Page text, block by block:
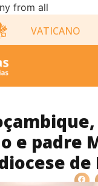
from all
VATICANO
e padre
de